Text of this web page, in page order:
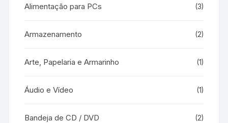
Alimentação para PCs (3)
Armazenamento (2)
Arte, Papelaria e Armarinho (1)
Áudio e Vídeo (1)
Bandeja de CD / DVD (2)